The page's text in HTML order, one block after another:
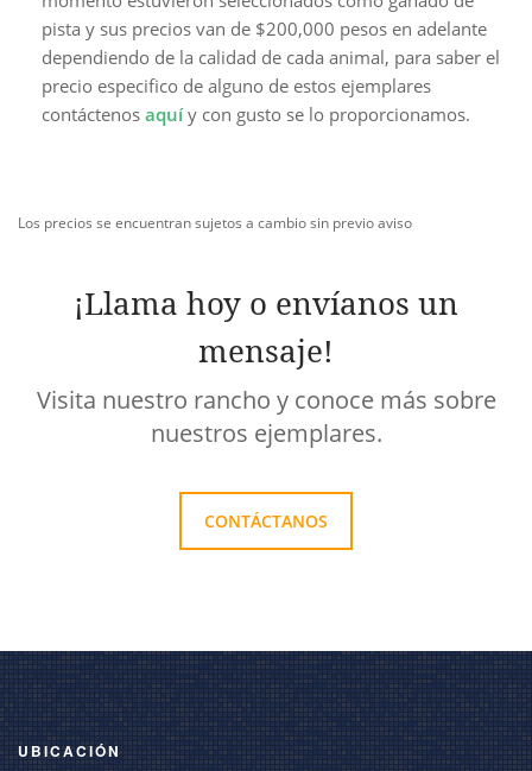
pista y sus precios van de $200,000 pesos en adelante
dependiendo de la calidad de cada animal, para saber el
precio especifico de alguno de estos ejemplares
contáctenos aquí y con gusto se lo proporcionamos.
Los precios se encuentran sujetos a cambio sin previo aviso
¡Llama hoy o envíanos un
mensaje!
Visita nuestro rancho y conoce más sobre
nuestros ejemplares.
CONTÁCTANOS
UBICACIÓN